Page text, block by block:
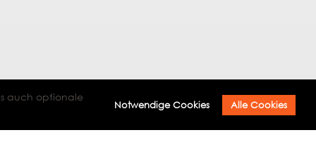
auch optionale
Notwendige Cookies Alle Cookies